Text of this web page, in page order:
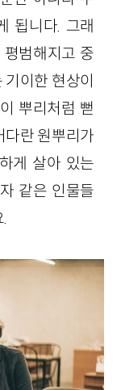
됩니다. 그래
범해지고 중
이한 현상이
뿌리처럼 뻗
다란 원뿌리가
게 살아 있는
같은 인물들